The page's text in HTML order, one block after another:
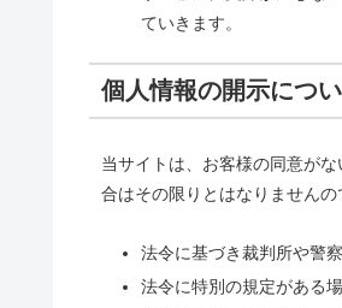
ていきます。
個人情報の開示につ
当サイトは、お客様の同意が
合はその限りとはなりませんの
法令に基づき裁判所や警
法令に特別の規定がある